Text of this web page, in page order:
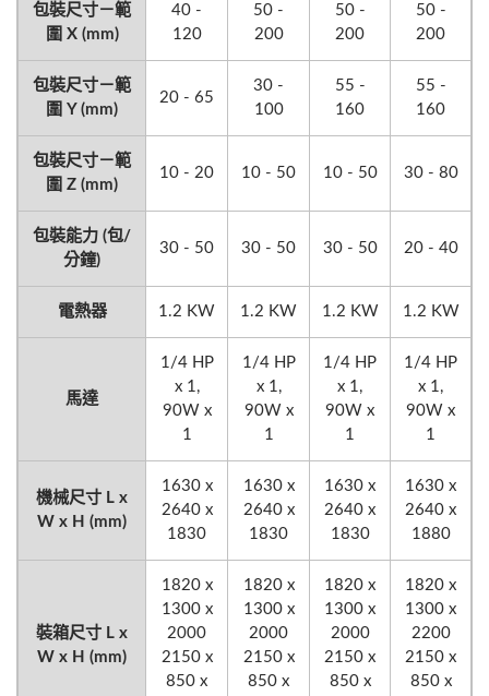
包裝尺寸－範
圍 X (mm)
40 -
120
50 -
200
50 -
200
50 -
200
包裝尺寸－範
圍 Y (mm)
20 - 65
30 -
100
55 -
160
55 -
160
包裝尺寸－範
圍 Z (mm)
10 - 20 10 - 50 10 - 50 30 - 80
包裝能力 (包/
分鐘)
30 - 50 30 - 50 30 - 50 20 - 40
電熱器 1.2 KW 1.2 KW 1.2 KW 1.2 KW
馬達
1/4 HP
x 1,
90W x
1
1/4 HP
x 1,
90W x
1
1/4 HP
x 1,
90W x
1
1/4 HP
x 1,
90W x
1
機械尺寸 L x
W x H (mm)
1630 x
2640 x
1830
1630 x
2640 x
1830
1630 x
2640 x
1830
1630 x
2640 x
1880
裝箱尺寸 L x
W x H (mm)
1820 x
1300 x
2000
2150 x
850 x
1820 x
1300 x
2000
2150 x
850 x
1820 x
1300 x
2000
2150 x
850 x
1820 x
1300 x
2200
2150 x
850 x